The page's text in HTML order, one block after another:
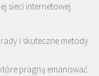
sieci internetowej.
i skuteczne metody
pragną emanować